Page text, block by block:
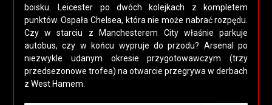
boisku. Leicester po dwóch kolejkach z kompletem
punktów. Ospała Chelsea, która nie może nabrać rozpędu.
Czy w starciu z Manchesterem City właśnie parkuje
autobus, czy w końcu wypruje do przodu? Arsenal po
niezwykle udanym okresie przygotowawczym (trzy
przedsezonowe trofea) na otwarcie przegrywa w derbach
z West Hamem.